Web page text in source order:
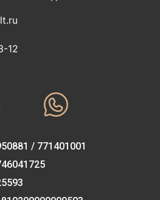
12‬‬
/ 771401001